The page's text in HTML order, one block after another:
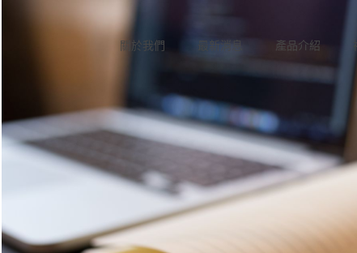
關於我們 最新消息 產品介紹